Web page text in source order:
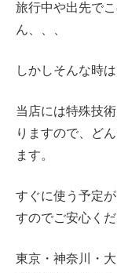
旅行中や出先で
ん、、、
しかしそんな時
当店には特殊技
りますので、ど
ます。
すぐに使う予定
すのでご安心くだ
東京・神奈川・